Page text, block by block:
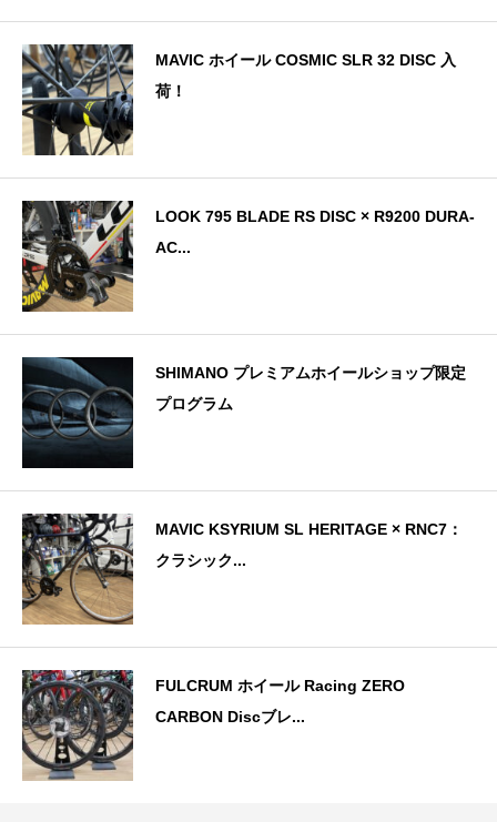
MAVIC ホイール COSMIC SLR 32 DISC 入
荷！
LOOK 795 BLADE RS DISC × R9200 DURA-
AC...
SHIMANO プレミアムホイールショップ限定
プログラム
MAVIC KSYRIUM SL HERITAGE × RNC7：
クラシック...
FULCRUM ホイール Racing ZERO
CARBON Discブレ...